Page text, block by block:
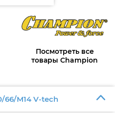
Посмотреть все
товары Champion
М14 V-tech